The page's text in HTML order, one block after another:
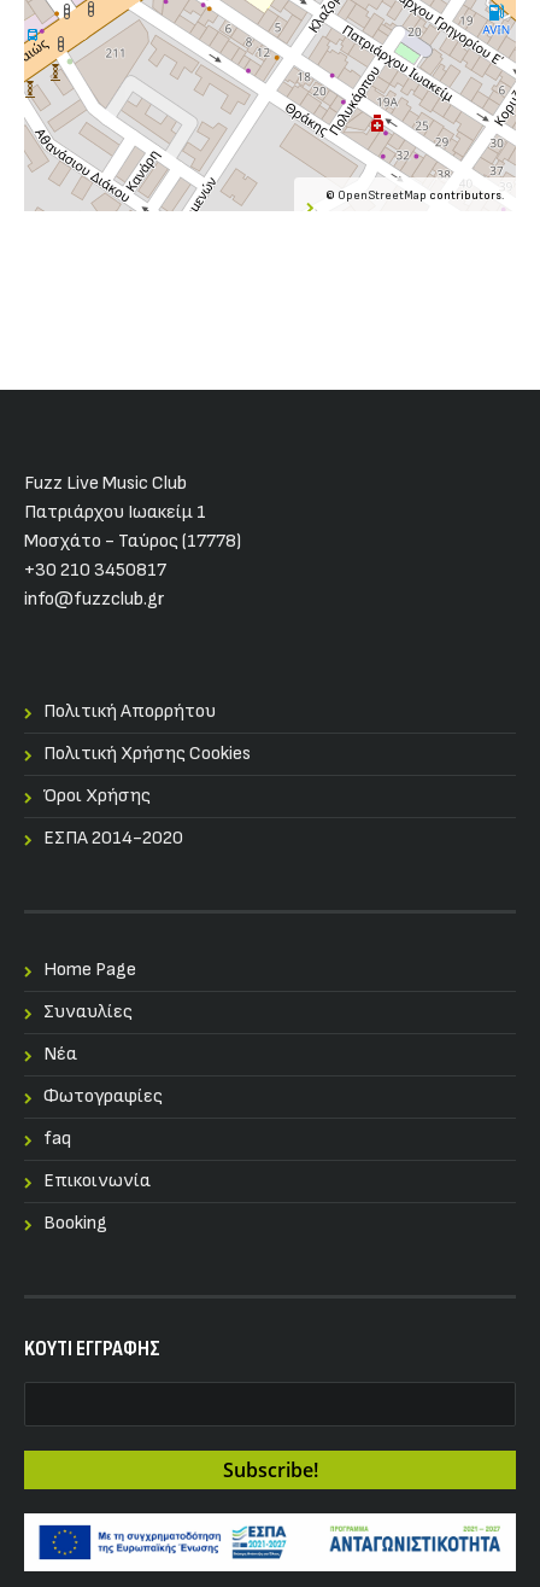
© OpenStreetMap contributors.
Fuzz Live Music Club
Πατριάρχου Ιωακείμ 1
Μοσχάτο - Ταύρος (17778)
+30 210 3450817
info@fuzzclub.gr
Πολιτική Απορρήτου
Πολιτική Χρήσης Cookies
Όροι Χρήσης
ΕΣΠΑ 2014-2020
Home Page
Συναυλίες
Nέα
Φωτογραφίες
faq
Επικοινωνία
Booking
KOYTI ΕΓΓΡΑΦΗΣ